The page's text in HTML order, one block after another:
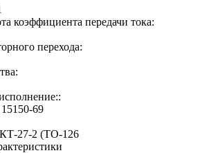
коэффициента передачи тока:
перехода:
69
27-2 (TO-126